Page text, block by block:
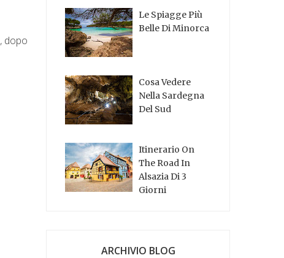
, dopo
Le Spiagge Più
Belle Di Minorca
Cosa Vedere
Nella Sardegna
Del Sud
Itinerario On
The Road In
Alsazia Di 3
Giorni
ARCHIVIO BLOG